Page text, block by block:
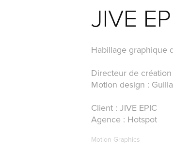
JIVE
Habillage graphique
Directeur de
Motion design :
Client : JIVE EPIC
Agence : Hotspot
Motion Graphics